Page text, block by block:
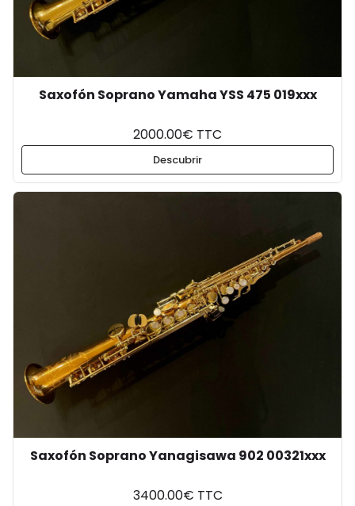
Saxofón Soprano Yamaha YSS 475 019xxx
2000.00€ TTC
Descubrir
Saxofón Soprano Yanagisawa 902 00321xxx
3400.00€ TTC